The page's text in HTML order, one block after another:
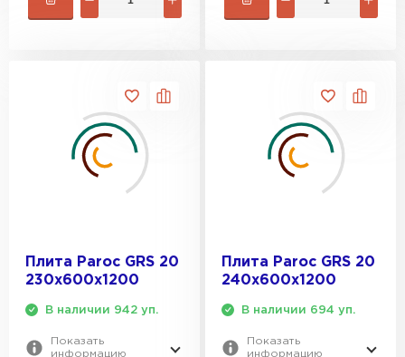
Плита Paroc GRS 20
230х600х1200
В наличии 942 уп.
Показать
информацию
Плита Paroc GRS 20
240х600х1200
В наличии 694 уп.
Показать
информацию